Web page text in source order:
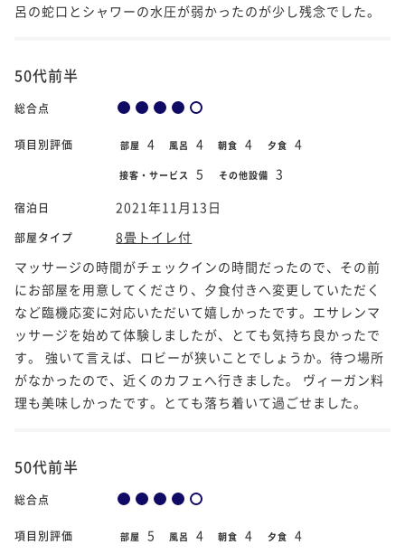
呂の蛇口とシャワーの水圧が弱かったのが少し残念でした。
50代前半
総合点
項目別評価 部屋 4 風呂 4 朝食 4 夕食 4
接客・サービス 5 その他設備 3
宿泊日 2021年11月13日
部屋タイプ
8畳トイレ付
マッサージの時間がチェックインの時間だったので、その前
にお部屋を用意してくださり、夕食付きへ変更していただく
など臨機応変に対応いただいて嬉しかったです。エサレンマ
ッサージを始めて体験しましたが、とても気持ち良かったで
す。 強いて言えば、ロビーが狭いことでしょうか。待つ場所
がなかったので、近くのカフェへ行きました。 ヴィーガン料
理も美味しかったです。とても落ち着いて過ごせました。
50代前半
総合点
項目別評価 部屋 5 風呂 4 朝食 4 夕食 4